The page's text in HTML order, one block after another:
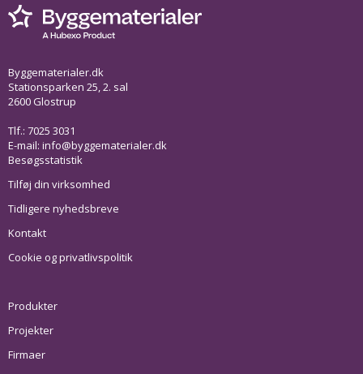
Byggematerialer.dk
Stationsparken 25, 2. sal
2600 Glostrup
Tlf.: 7025 3031
E-mail: info@byggematerialer.dk
Besøgsstatistik
Tilføj din virksomhed
Tidligere nyhedsbreve
Kontakt
Cookie og privatlivspolitik
Produkter
Projekter
Firmaer